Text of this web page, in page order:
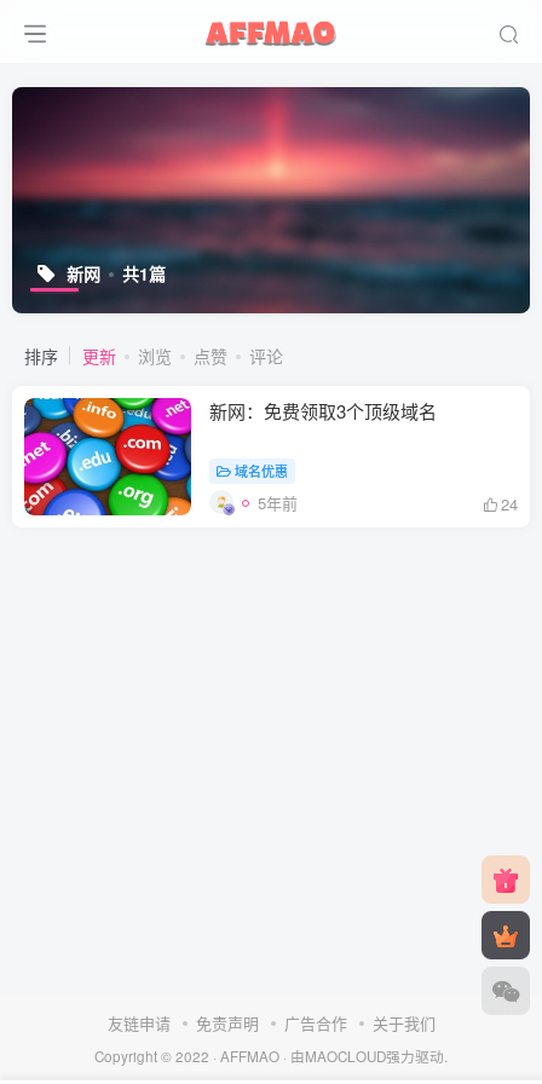
新网 共1篇
排序 更新 浏览 点赞 评论
新网：免费领取3个顶级域名
域名优惠
5年前 24
友链申请 免责声明 广告合作 关于我们
Copyright © 2022 · AFFMAO · 由MAOCLOUD强力驱动.